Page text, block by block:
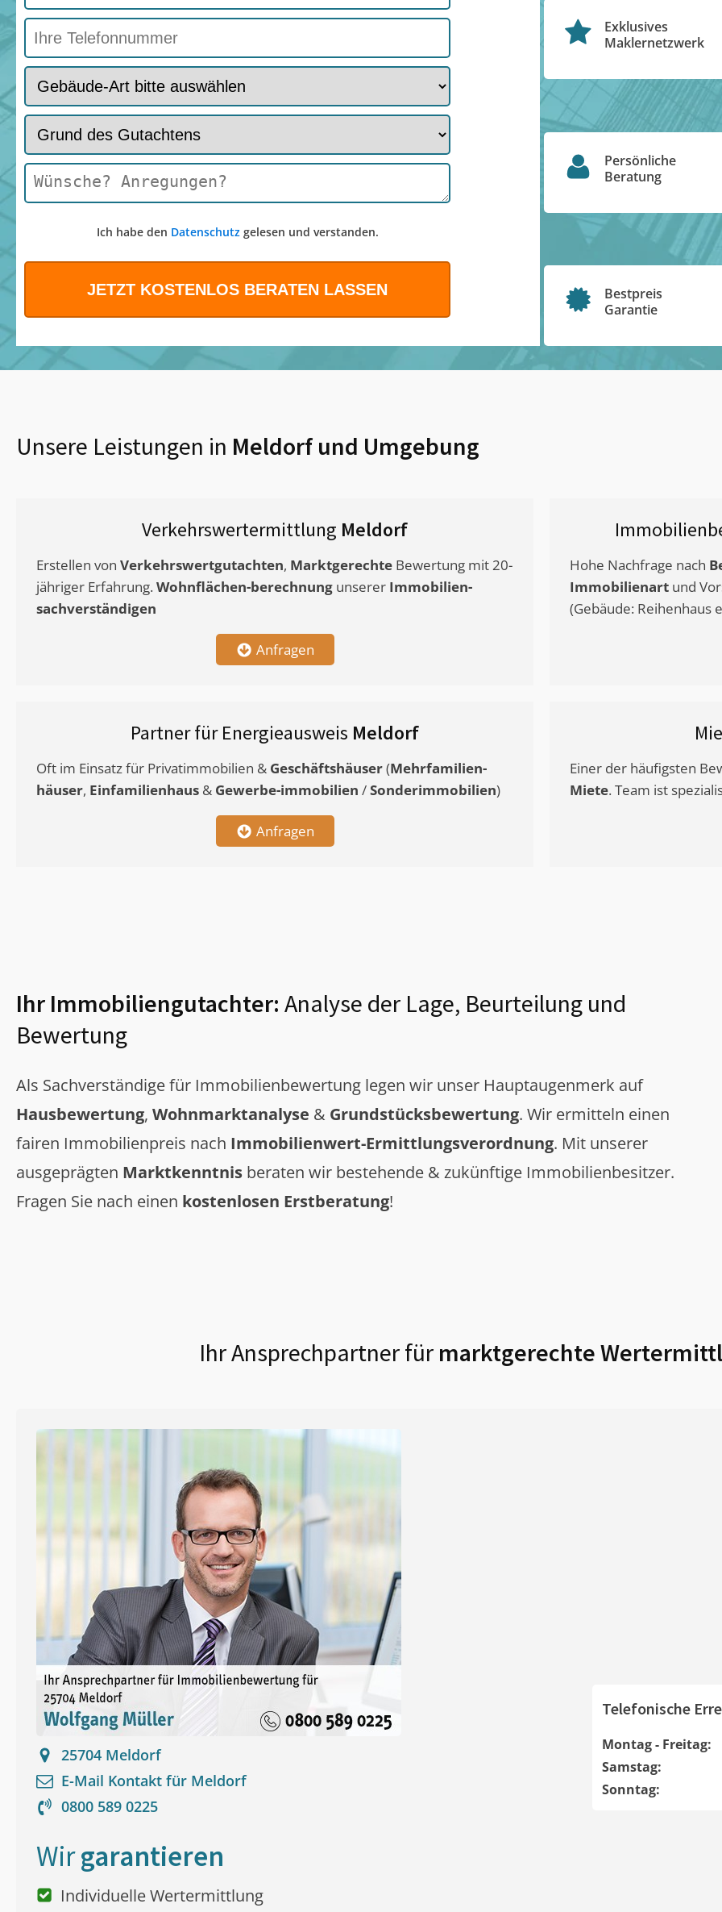
Ich habe den Datenschutzgelesen und verstanden.
Exklusives
Maklernetzwerk
Persönliche
Beratung
Bestpreis
Garantie
Unsere Leistungen in Meldorfund Umgebung
Verkehrswertermittlung Meldorf
Erstellen von Verkehrswertgutachten, Marktgerechte Bewertung mit 20-
jähriger Erfahrung. Wohnflächen-berechnung unserer Immobilien-
sachverständigen
Anfragen
Hohe Nachfrage nach
Immobilienart und
(Gebäude: Reihenhaus
Partner für Energieausweis Meldorf
Oft im Einsatz für Privatimmobilien & Geschäftshäuser(Mehrfamilien-
häuser, Einfamilienhaus & Gewerbe-immobilien /Sonderimmobilien)
Anfragen
Einer der häufigsten
Miete. Team ist
Ihr Immobiliengutachter: Analyse der Lage, Beurteilung und
Bewertung
Als Sachverständige für Immobilienbewertung legen wir unser Hauptaugenmerk auf
Hausbewertung, Wohnmarktanalyse & Grundstücksbewertung. Wir ermitteln einen
fairen Immobilienpreis nach Immobilienwert-Ermittlungsverordnung. Mit unserer
ausgeprägten Marktkenntnis beraten wir bestehende & zukünftige Immobilienbesitzer.
Fragen Sie nach einen kostenlosen Erstberatung!
Ihr Ansprechpartner für marktgerechte
25704 Meldorf
E-Mail Kontakt für Meldorf
0800 589 0225
Telefonische
Montag - Freitag:
Samstag:
Sonntag:
Wirgarantieren
Individuelle Wertermittlung